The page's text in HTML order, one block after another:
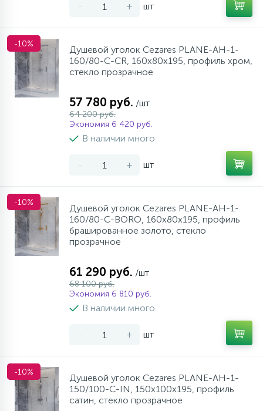
- + шт
-10%
Душевой уголок Cezares PLANE-AH-1-
160/80-C-CR, 160х80х195, профиль хром,
стекло прозрачное
57 780 руб. /шт
64 200 руб.
Экономия 6 420 руб.
В наличии много
- + шт
-10%
Душевой уголок Cezares PLANE-AH-1-
160/80-C-BORO, 160х80х195, профиль
брашированное золото, стекло
прозрачное
61 290 руб. /шт
68 100 руб.
Экономия 6 810 руб.
В наличии много
- + шт
-10%
Душевой уголок Cezares PLANE-AH-1-
150/100-C-IN, 150х100х195, профиль
сатин, стекло прозрачное